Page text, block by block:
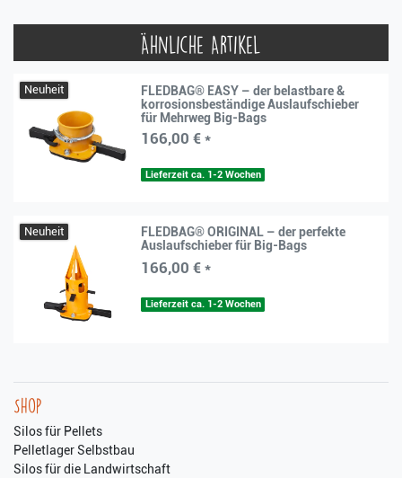
Ähnliche Artikel
Neuheit
FLEDBAG® EASY – der belastbare &
korrosionsbeständige Auslaufschieber
für Mehrweg Big-Bags
166,00 € *
Lieferzeit ca. 1-2 Wochen
Neuheit
FLEDBAG® ORIGINAL – der perfekte
Auslaufschieber für Big-Bags
166,00 € *
Lieferzeit ca. 1-2 Wochen
Shop
Silos für Pellets
Pelletlager Selbstbau
Silos für die Landwirtschaft